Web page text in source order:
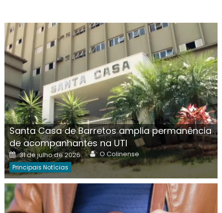
Santa Casa de Barretos amplia permanência
de acompanhantes na UTI
Posted
on
31 de julho de 2026 Author
O Colinense
Principais Notícias